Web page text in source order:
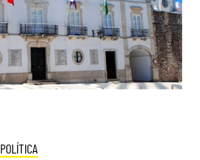
POLÍTICA